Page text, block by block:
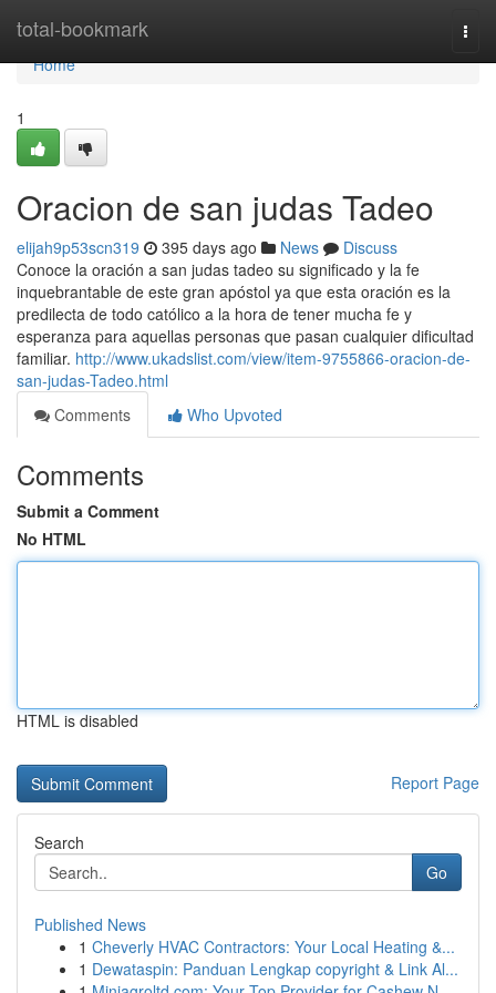
total-bookmark
Home
Home
1
Oracion de san judas Tadeo
elijah9p53scn319 395 days ago News
Discuss
Conoce la oración a san judas tadeo su significado y la fe
inquebrantable de este gran apóstol ya que esta oración es la
predilecta de todo católico a la hora de tener mucha fe y
esperanza para aquellas personas que pasan cualquier dificultad
familiar. http://www.ukadslist.com/view/item-9755866-oracion-de-
san-judas-Tadeo.html
Comments
Who Upvoted
Comments
Submit a Comment
No HTML
HTML is disabled
Report Page
Search
Go
Published News
1 Cheverly HVAC Contractors: Your Local Heating &...
1 Dewataspin: Panduan Lengkap copyright & Link Al...